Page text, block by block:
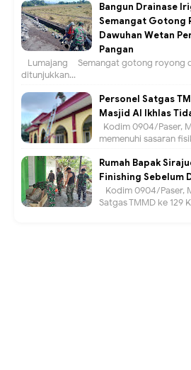
Bangun Drainase
Semangat Gotong
Dawuhan Wetan
Pangan
Lumajang – Semangat gotong royong
ditunjukkan...
Personel Satgas
Masjid Al Ikhlas
Kodim 0904/Paser,
memenuhi sasaran
Rumah Bapak
Finishing Sebelum
Kodim 0904/Paser,
Satgas TMMD ke 129